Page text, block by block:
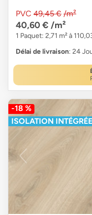
PVC 49,45 € /m²
40,60 € /m²
1 Paquet: 2,71 m² à
Délai de livraison: 24
-18 %
ISOLATION